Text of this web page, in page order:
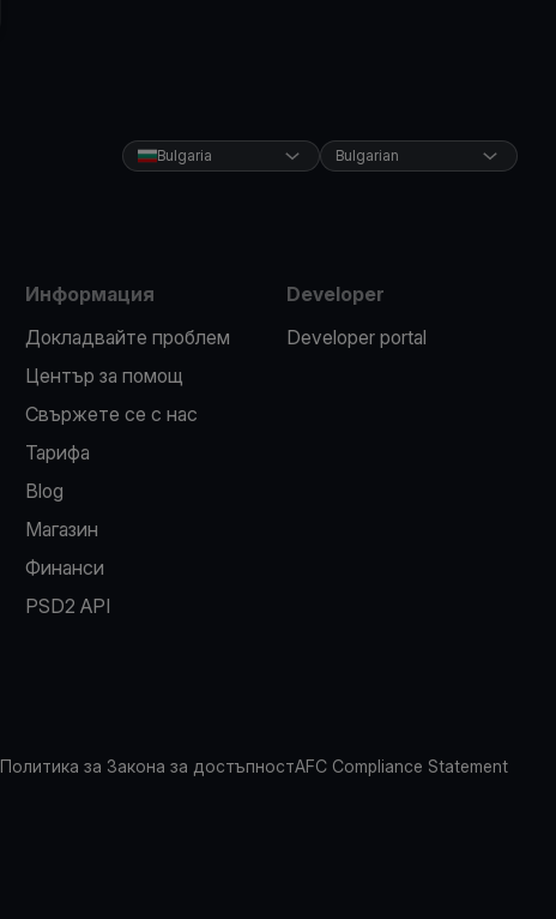
Bulgaria Bulgarian
Информация
Докладвайте проблем
Център за помощ
Свържете се с нас
Тарифа
Blog
Магазин
Финанси
PSD2 API
Developer
Developer portal
Политика за Закона за достъпностAFC Compliance Statement